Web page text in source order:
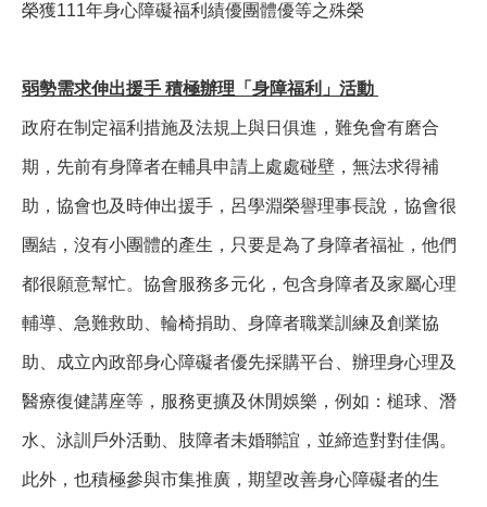
榮獲111年身心障礙福利績優團體優等之殊榮
弱勢需求伸出援手 積極辦理「身障福利」活動
政府在制定福利措施及法規上與日俱進，難免會有磨合
期，先前有身障者在輔具申請上處處碰壁，無法求得補
助，協會也及時伸出援手，呂學淵榮譽理事長說，協會很
團結，沒有小團體的產生，只要是為了身障者福祉，他們
都很願意幫忙。協會服務多元化，包含身障者及家屬心理
輔導、急難救助、輪椅捐助、身障者職業訓練及創業協
助、成立內政部身心障礙者優先採購平台、辦理身心理及
醫療復健講座等，服務更擴及休閒娛樂，例如：槌球、潛
水、泳訓戶外活動、肢障者未婚聯誼，並締造對對佳偶。
此外，也積極參與市集推廣，期望改善身心障礙者的生